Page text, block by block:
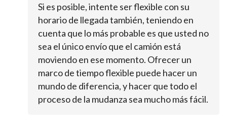
Si es posible, intente ser flexible con su
horario de llegada también, teniendo en
cuenta que lo más probable es que usted no
sea el único envío que el camión está
moviendo en ese momento. Ofrecer un
marco de tiempo flexible puede hacer un
mundo de diferencia, y hacer que todo el
proceso de la mudanza sea mucho más fácil.